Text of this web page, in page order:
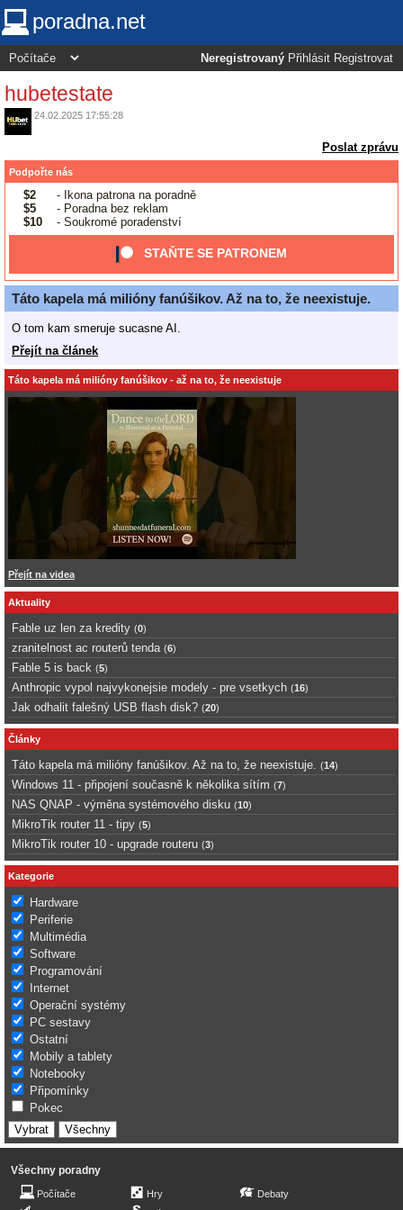
poradna.net
Neregistrovaný Přihlásit Registrovat
hubetestate
24.02.2025 17:55:28
Poslat zprávu
Podpořte nás
$2
- Ikona patrona na poradně
$5
- Poradna bez reklam
$10
- Soukromé poradenství
STAŇTE SE PATRONEM
Táto kapela má milióny fanúšikov. Až na to, že neexistuje.
O tom kam smeruje sucasne AI.
Přejít na článek
Táto kapela má milióny fanúšikov - až na to, že neexistuje
Přejít na videa
Aktuality
Fable uz len za kredity (0)
zranitelnost ac routerů tenda (6)
Fable 5 is back (5)
Anthropic vypol najvykonejsie modely - pre vsetkych (16)
Jak odhalit falešný USB flash disk? (20)
Články
Táto kapela má milióny fanúšikov. Až na to, že neexistuje. (14)
Windows 11 - připojení současně k několika sítím (7)
NAS QNAP - výměna systémového disku (10)
MikroTik router 11 - tipy (5)
MikroTik router 10 - upgrade routeru (3)
Kategorie
Hardware
Periferie
Multimédia
Software
Programování
Internet
Operační systémy
PC sestavy
Ostatní
Mobily a tablety
Notebooky
Připomínky
Pokec
Všechny poradny
Počítače
Hry
Debaty